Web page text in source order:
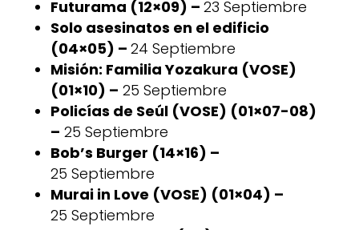
Futurama (12×09) – 23 Septiembre
Solo asesinatos en el edificio
(04×05) – 24 Septiembre
Misión: Familia Yozakura (VOSE)
(01×10) – 25 Septiembre
Policías de Seúl (VOSE) (01×07-08)
– 25 Septiembre
Bob’s Burger (14×16) –
25 Septiembre
Murai in Love (VOSE) (01×04) –
25 Septiembre